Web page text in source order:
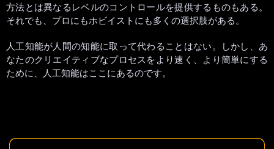
方法とは異なるレベルのコントロールを提供するものもある。
それでも、プロにもホビイストにも多くの選択肢がある。
人工知能が人間の知能に取って代わることはない。しかし、あ
なたのクリエイティブなプロセスをより速く、より簡単にする
ために、人工知能はここにあるのです。